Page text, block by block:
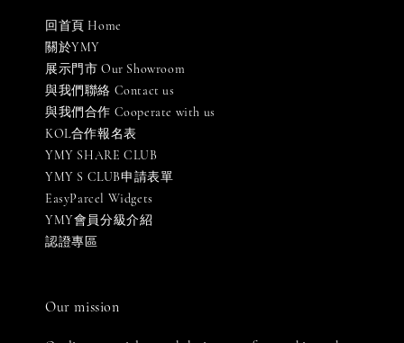
回首頁 Home
關於YMY
展示門市 Our Showroom
與我們聯絡 Contact us
與我們合作 Cooperate with us
KOL合作報名表
YMY SHARE CLUB
YMY S CLUB申請表單
EasyParcel Widgets
YMY會員分級介紹
認證專區
Our mission